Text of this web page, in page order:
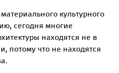
культурного
сегодня многие
находятся не в
потому что не находятся